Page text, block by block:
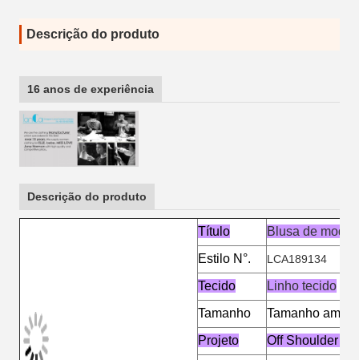
Descrição do produto
16 anos de experiência
Descrição do produto
Título
Blusa de moda
Estilo N°.
LCA189134
Tecido
Linho tecido
Tamanho
Tamanho
Projeto
Off Shoulder &